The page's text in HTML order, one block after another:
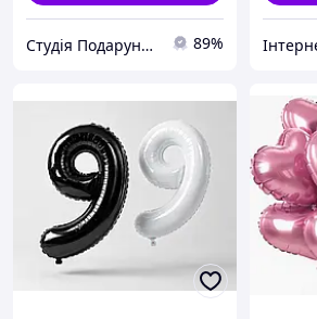
Студія Подарунків 89%